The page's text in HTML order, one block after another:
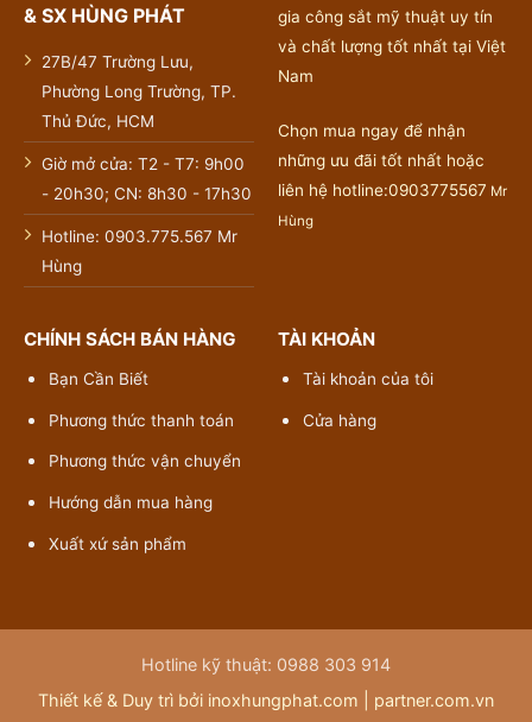
& SX HÙNG PHÁT
27B/47 Trường Lưu,
Phường Long Trường, TP.
Thủ Đức, HCM
Giờ mở cửa: T2 - T7: 9h00
- 20h30; CN: 8h30 - 17h30
Hotline: 0903.775.567 Mr
Hùng
gia công sắt mỹ thuật uy tín
và chất lượng tốt nhất tại Việt
Nam
Chọn mua ngay để nhận
những ưu đãi tốt nhất hoặc
liên hệ hotline:0903775567 Mr
Hùng
CHÍNH SÁCH BÁN HÀNG
Bạn Cần Biết
Phương thức thanh toán
Phương thức vận chuyển
Hướng dẫn mua hàng
Xuất xứ sản phẩm
TÀI KHOẢN
Tài khoản của tôi
Cửa hàng
Hotline kỹ thuật: 0988 303 914
Thiết kế & Duy trì bởi inoxhungphat.com | partner.com.vn